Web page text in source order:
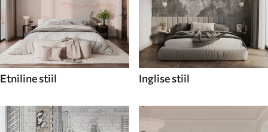
Etniline stiil Inglise stiil